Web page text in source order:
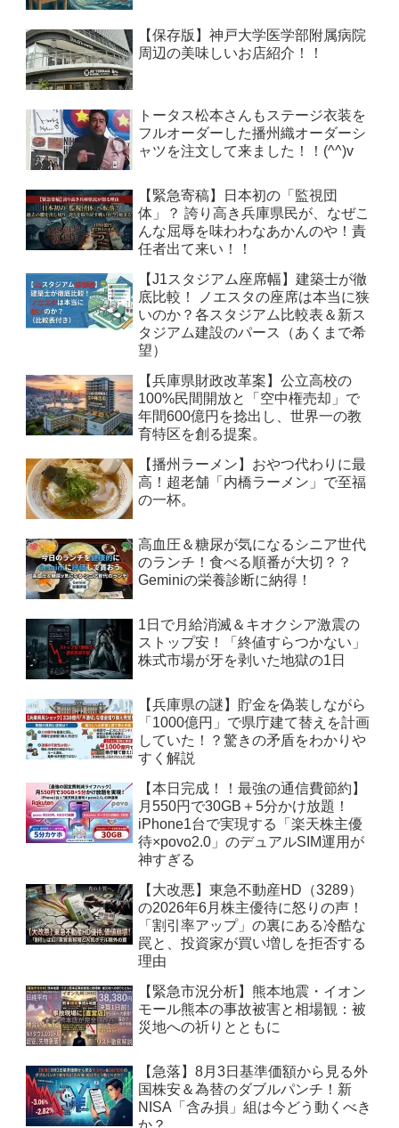
【保存版】神戸大学医学部附属病院
周辺の美味しいお店紹介！！
トータス松本さんもステージ衣装を
フルオーダーした播州織オーダーシ
ャツを注文して来ました！！(^^)v
【緊急寄稿】日本初の「監視団
体」？ 誇り高き兵庫県民が、なぜこ
んな屈辱を味わわなあかんのや！責
任者出て来い！！
【J1スタジアム座席幅】建築士が徹
底比較！ ノエスタの座席は本当に狭
いのか？各スタジアム比較表＆新ス
タジアム建設のパース（あくまで希
望）
【兵庫県財政改革案】公立高校の
100%民間開放と「空中権売却」で
年間600億円を捻出し、世界一の教
育特区を創る提案。
【播州ラーメン】おやつ代わりに最
高！超老舗「内橋ラーメン」で至福
の一杯。
高血圧＆糖尿が気になるシニア世代
のランチ！食べる順番が大切？？
Geminiの栄養診断に納得！
1日で月給消滅＆キオクシア激震の
ストップ安！「終値すらつかない」
株式市場が牙を剥いた地獄の1日
【兵庫県の謎】貯金を偽装しながら
「1000億円」で県庁建て替えを計画
していた！？驚きの矛盾をわかりや
すく解説
【本日完成！！最強の通信費節約】
月550円で30GB＋5分かけ放題！
iPhone1台で実現する「楽天株主優
待×povo2.0」のデュアルSIM運用が
神すぎる
【大改悪】東急不動産HD（3289）
の2026年6月株主優待に怒りの声！
「割引率アップ」の裏にある冷酷な
罠と、投資家が買い増しを拒否する
理由
【緊急市況分析】熊本地震・イオン
モール熊本の事故被害と相場観：被
災地への祈りとともに
【急落】8月3日基準価額から見る外
国株安＆為替のダブルパンチ！新
NISA「含み損」組は今どう動くべき